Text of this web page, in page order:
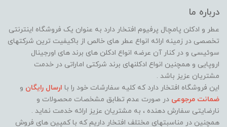
درباره ما
عطر و ادکلن پامچال پرفیوم افتخار دارد به عنوان یک فروشگاه اینترنتی
تخصصی در زمینه ارائه انواع عطر های خالص از باکیفیت ترین شرکتهای
سوئیسی و در کنار آن عرضه انواع ادکلن های برند های اورجینال
اروپایی و همچنین انواع ادکلنهای برند شرکتی اماراتی در خدمت
مشتریان عزیز باشد .
این فروشگاه افتخار دارد که کلیه سفارشات خود را با ارسال رایگان و
ضمانت مرجوعی در صورت عدم تطابق مشخصات محصولات و
نارضایتی سفارش دهنده ، به مشتریان عزیز ارائه خدمت نماید ‌.
همچنین در مناسبتهای مختلف افتخار داریم که با کمپین های فروش